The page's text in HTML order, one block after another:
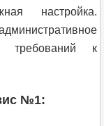
настройка.
требований к
№1: